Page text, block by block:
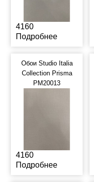
4160
Подробнее
Обои Studio Italia
Collection Prisma
PM20013
4160
Подробнее